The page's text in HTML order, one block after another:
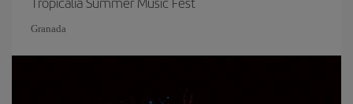
Granada